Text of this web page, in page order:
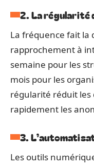
2. La régularité
La fréquence fait la
rapprochement à
semaine pour les
mois pour les
régularité réduit les
rapidement les
3.
Les outils